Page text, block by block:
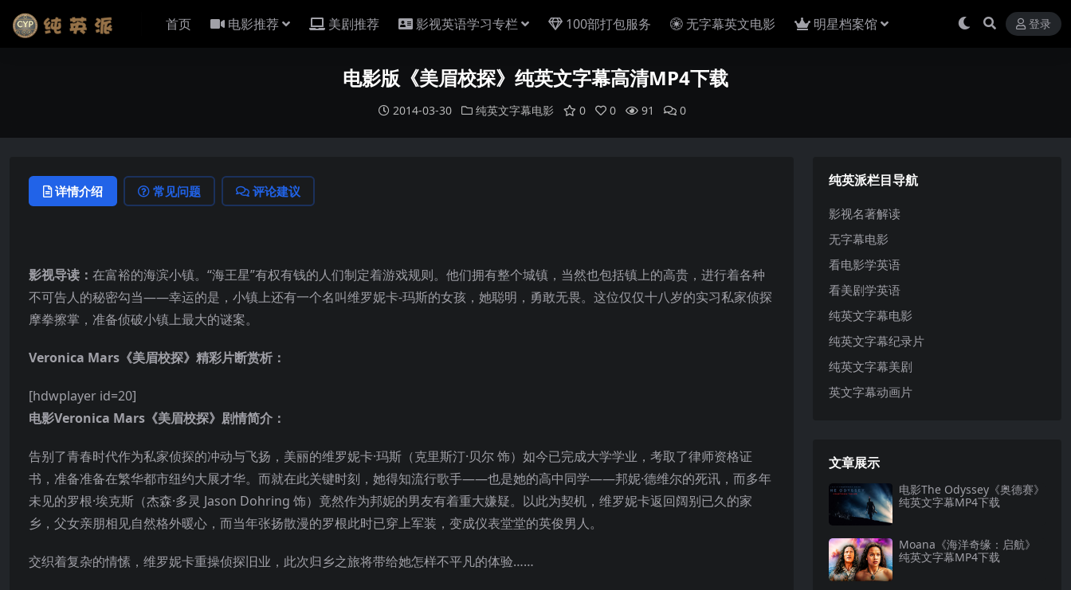
首页 电影推荐 美剧推荐 影视英语学习专栏 100部打包服务 无字幕英文电影 明星档案馆 登录
电影版《美眉校探》纯英文字幕高清MP4下载
2014-03-30 纯英文字幕电影 0 0 91 0
详情介绍 常见问题 评论建议
影视导读： 在富裕的海滨小镇。“海王星”有权有钱的人们制定着游戏规则。他们拥有整个城镇，当然也包括镇上的高贵，进行着各种
不可告人的秘密勾当——幸运的是，小镇上还有一个名叫维罗妮卡-玛斯的女孩，她聪明，勇敢无畏。这位仅仅十八岁的实习私家侦探
摩拳擦掌，准备侦破小镇上最大的谜案。
Veronica Mars《美眉校探》精彩片断赏析：
[hdwplayer id=20]
电影Veronica Mars《美眉校探》 剧情简介：
告别了青春时代作为私家侦探的冲动与飞扬，美丽的维罗妮卡·玛斯（克里斯汀·贝尔 饰）如今已完成大学学业，考取了律师资格证
书，准备准备在繁华都市纽约大展才华。而就在此关键时刻，她得知流行歌手——也是她的高中同学——邦妮·德维尔的死讯，而多年
未见的罗根·埃克斯（杰森·多灵 Jason Dohring 饰）竟然作为邦妮的男友有着重大嫌疑。以此为契机，维罗妮卡返回阔别已久的家
乡，父女亲朋相见自然格外暖心，而当年张扬散漫的罗根此时已穿上军装，变成仪表堂堂的英俊男人。
交织着复杂的情愫，维罗妮卡重操侦探旧业，此次归乡之旅将带给她怎样不平凡的体验……
纯英派栏目导航
影视名著解读
无字幕电影
看电影学英语
看美剧学英语
纯英文字幕电影
纯英文字幕纪录片
纯英文字幕美剧
英文字幕动画片
文章展示
电影The Odyssey《奥德赛》
纯英文字幕MP4下载
Moana《海洋奇缘：启航》
纯英文字幕MP4下载